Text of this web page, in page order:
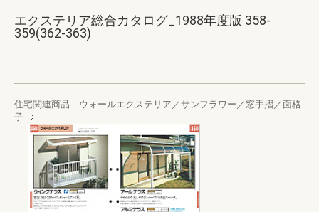
エクステリア総合カタログ_1988年度版 358-
359(362-363)
住宅関連商品 ウォールエクステリア／サンフラワー／窓手摺／面格
子